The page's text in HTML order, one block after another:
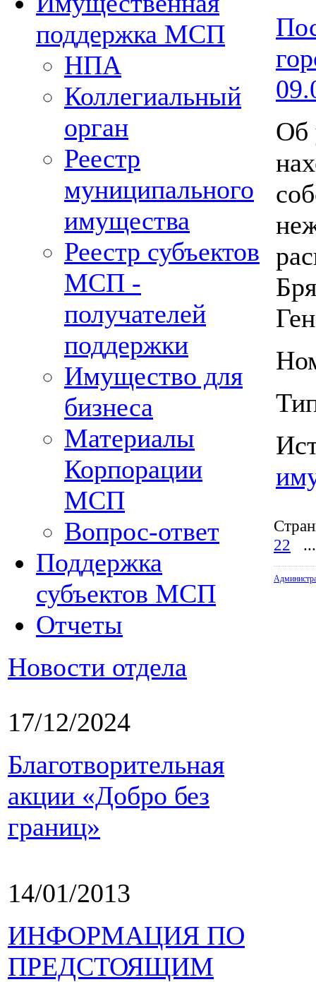
поддержка МСП
НПА
Коллегиальный
орган
Реестр
муниципального
имущества
Реестр субъектов
МСП -
получателей
поддержки
Имущество для
бизнеса
Материалы
Корпорации
МСП
Вопрос-ответ
Поддержка
субъектов МСП
Отчеты
Новости отдела
17/12/2024
Благотворительная
акции «Добро без
границ»
14/01/2013
ИНФОРМАЦИЯ ПО
ПРЕДСТОЯЩИМ
Об
22
...